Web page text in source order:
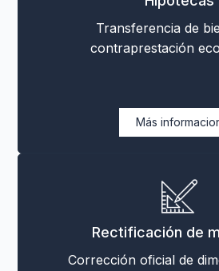
Transferencia de
contraprestación
Más
Rectificación de
Corrección oficial de